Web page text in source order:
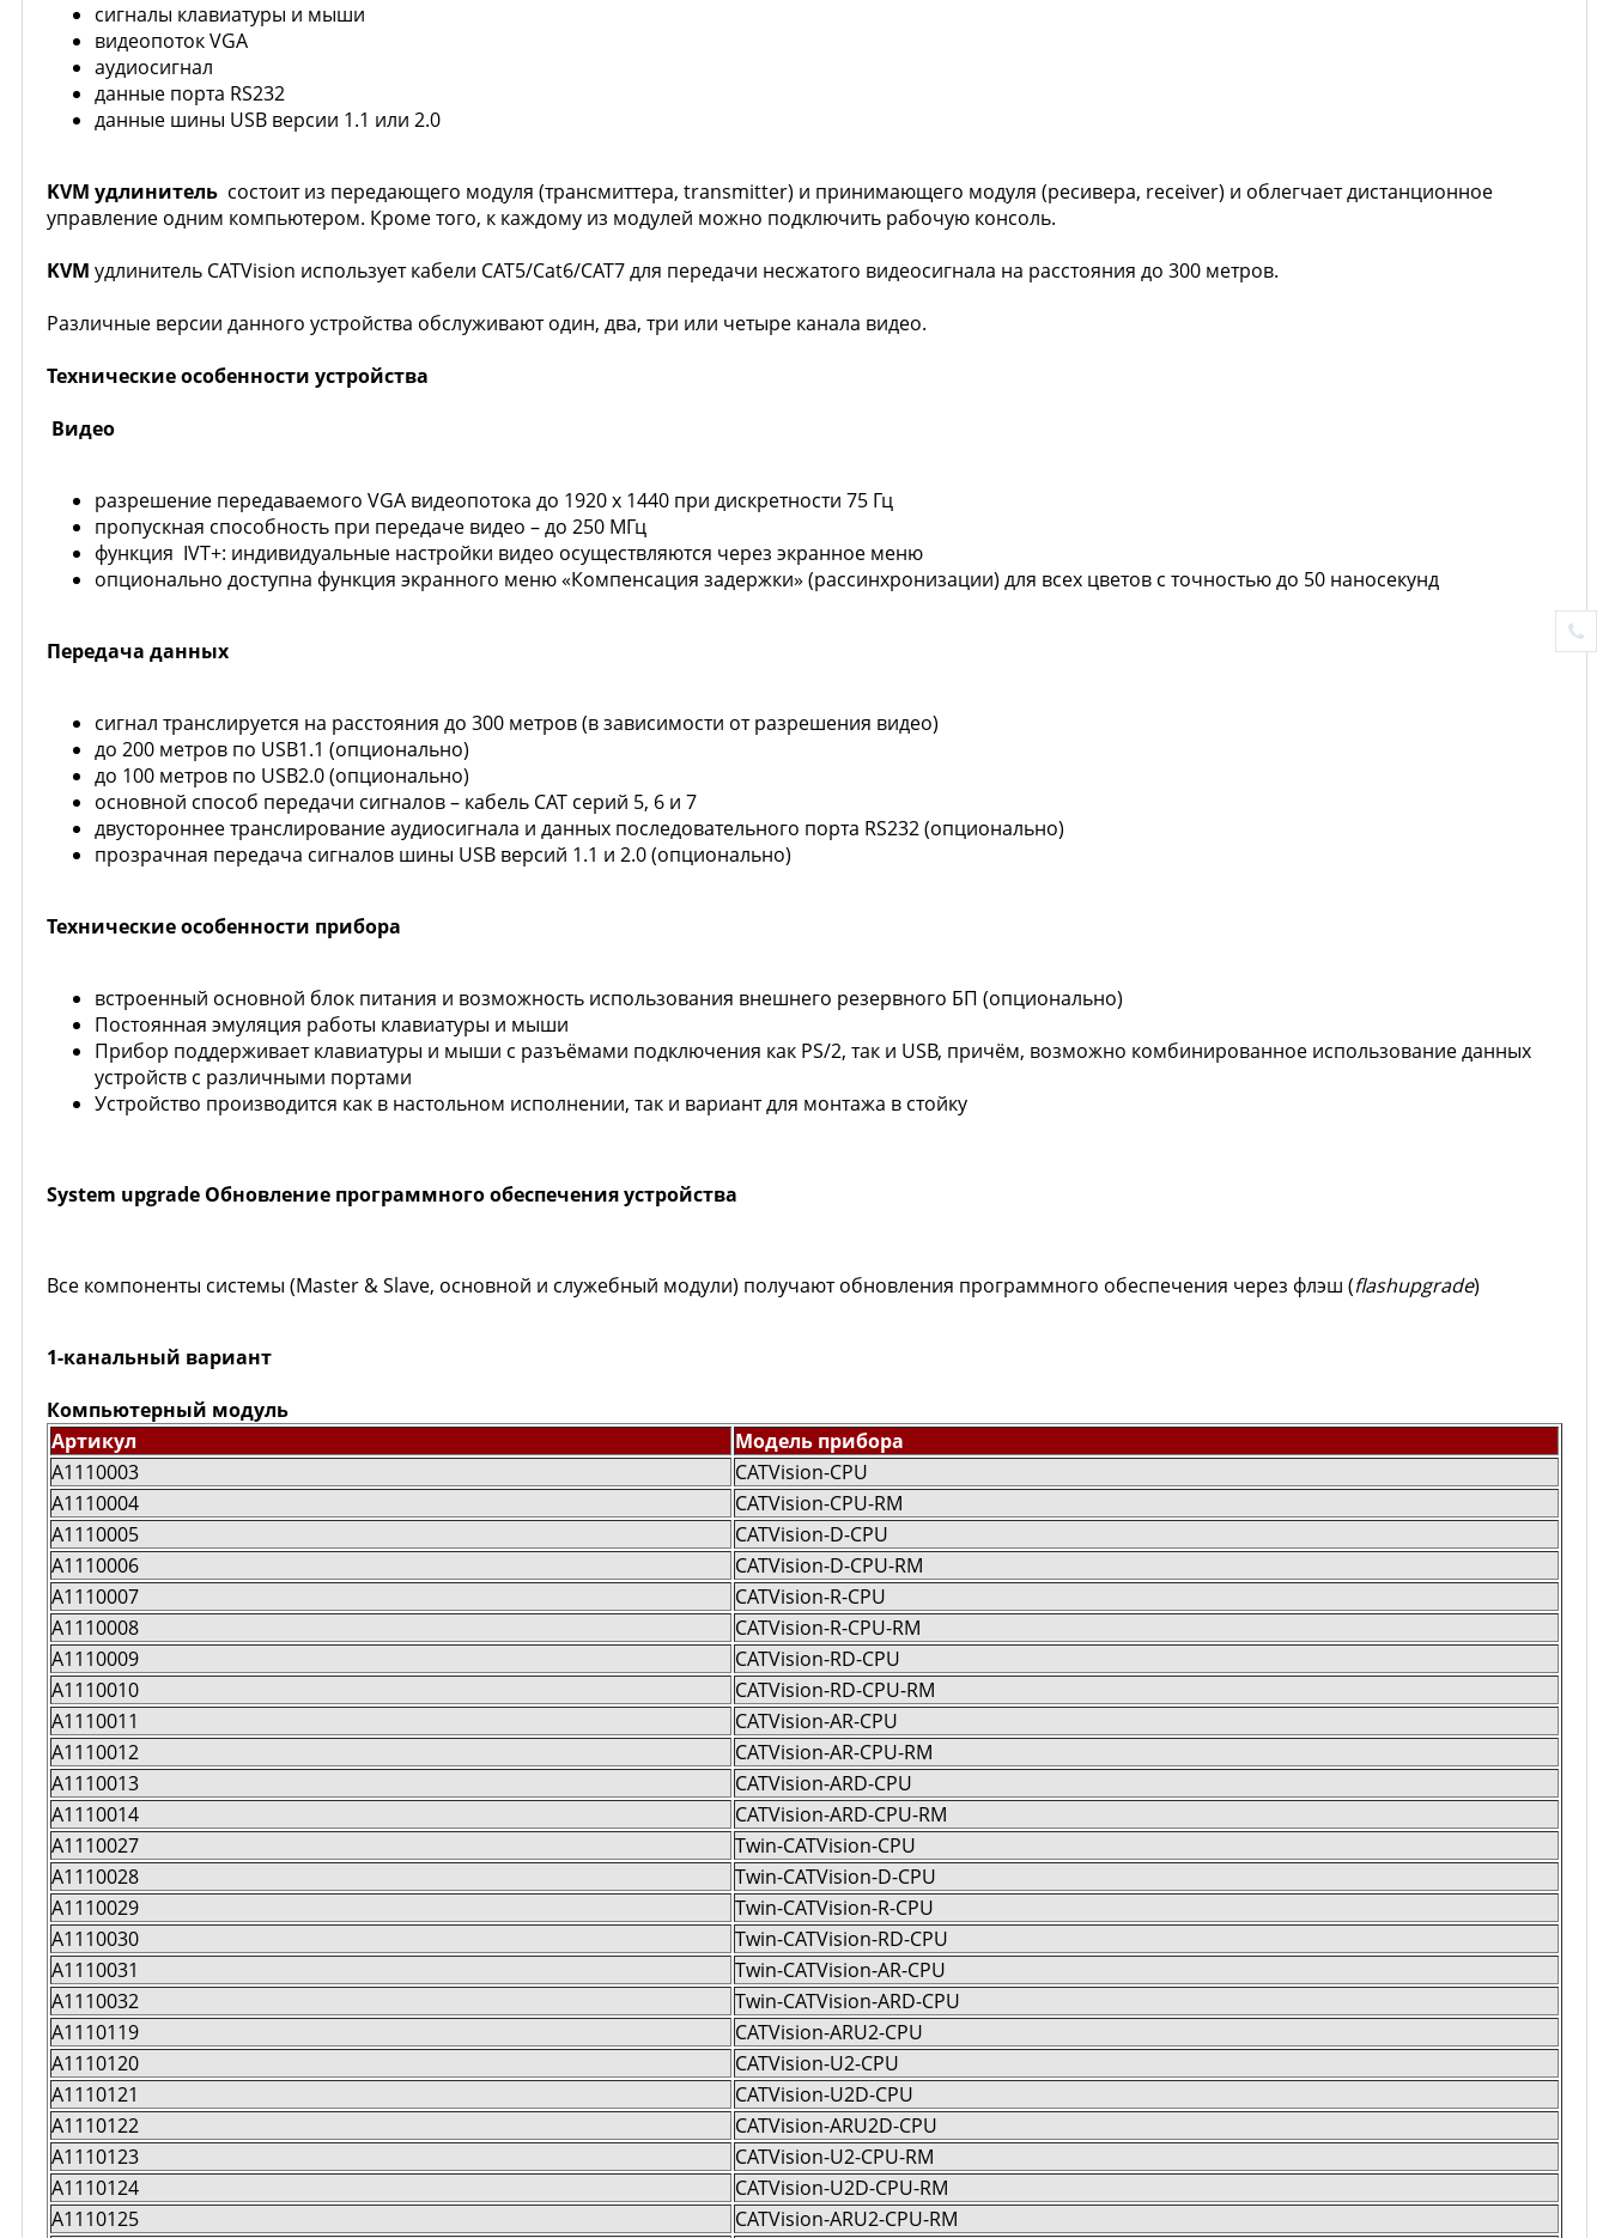
сигналы клавиатуры и мыши
видеопоток VGA
аудиосигнал
данные порта RS232
данные шины USB версии 1.1 или 2.0
KVM удлинитель состоит из передающего модуля (трансмиттера, transmitter) и принимающего модуля (ресивера, receiver) и облегчает дистанционное
управление одним компьютером. Кроме того, к каждому из модулей можно подключить рабочую консоль.
KVM удлинитель CATVision использует кабели CAT5/Cat6/CAT7 для передачи несжатого видеосигнала на расстояния до 300 метров.
Различные версии данного устройства обслуживают один, два, три или четыре канала видео.
Технические особенности устройства
Видео
разрешение передаваемого VGA видеопотока до 1920 х 1440 при дискретности 75 Гц
пропускная способность при передаче видео – до 250 МГц
функция IVT+: индивидуальные настройки видео осуществляются через экранное меню
опционально доступна функция экранного меню «Компенсация задержки» (рассинхронизации) для всех цветов с точностью до 50 наносекунд
Передача данных
сигнал транслируется на расстояния до 300 метров (в зависимости от разрешения видео)
до 200 метров по USB1.1 (опционально)
до 100 метров по USB2.0 (опционально)
основной способ передачи сигналов – кабель CAT серий 5, 6 и 7
двустороннее транслирование аудиосигнала и данных последовательного порта RS232 (опционально)
прозрачная передача сигналов шины USB версий 1.1 и 2.0 (опционально)
Технические особенности прибора
встроенный основной блок питания и возможность использования внешнего резервного БП (опционально)
Постоянная эмуляция работы клавиатуры и мыши
Прибор поддерживает клавиатуры и мыши с разъёмами подключения как PS/2, так и USB, причём, возможно комбинированное использование данных
устройств с различными портами
Устройство производится как в настольном исполнении, так и вариант для монтажа в стойку
System upgrade Обновление программного обеспечения устройства
Все компоненты системы (Master & Slave, основной и служебный модули) получают обновления программного обеспечения через флэш (flashupgrade)
1-канальный вариант
Компьютерный модуль
Артикул
Модель прибора
A1110003
CATVision-CPU
A1110004
CATVision-CPU-RM
A1110005
CATVision-D-CPU
A1110006
CATVision-D-CPU-RM
A1110007
CATVision-R-CPU
A1110008
CATVision-R-CPU-RM
A1110009
CATVision-RD-CPU
A1110010
CATVision-RD-CPU-RM
A1110011
CATVision-AR-CPU
A1110012
CATVision-AR-CPU-RM
A1110013
CATVision-ARD-CPU
A1110014
CATVision-ARD-CPU-RM
A1110027
Twin-CATVision-CPU
A1110028
Twin-CATVision-D-CPU
A1110029
Twin-CATVision-R-CPU
A1110030
Twin-CATVision-RD-CPU
A1110031
Twin-CATVision-AR-CPU
A1110032
Twin-CATVision-ARD-CPU
A1110119
CATVision-ARU2-CPU
A1110120
CATVision-U2-CPU
A1110121
CATVision-U2D-CPU
A1110122
CATVision-ARU2D-CPU
A1110123
CATVision-U2-CPU-RM
A1110124
CATVision-U2D-CPU-RM
A1110125
CATVision-ARU2-CPU-RM